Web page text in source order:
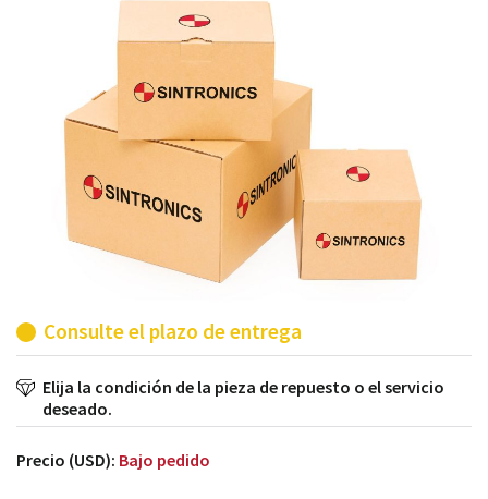
módulos antiguos a un alto nivel técnico o sustitución
de módulos descontinuados por módulos del propio
Consulte el plazo de entrega
Elija la condición de la pieza de repuesto o el servicio
deseado.
Precio (USD): Bajo pedido